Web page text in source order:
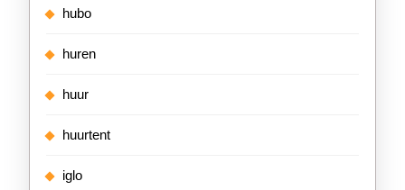
hubo
huren
huur
huurtent
iglo